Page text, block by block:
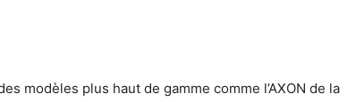
modèles plus haut de gamme comme l’AXON de la